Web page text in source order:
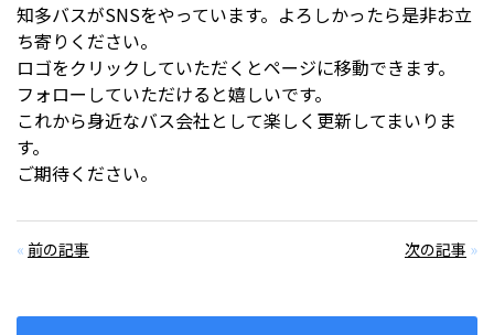
知多バスがSNSをやっています。よろしかったら是非お立
ち寄りください。
ロゴをクリックしていただくとページに移動できます。
フォローしていただけると嬉しいです。
これから身近なバス会社として楽しく更新してまいりま
す。
ご期待ください。
« 前の記事 次の記事 »